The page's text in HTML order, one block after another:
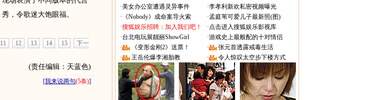
秀，令歌迷大饱眼福。
11 12 13 14 15
下一
(责任编辑：天蓝色)
[我来说两句(5条)]
·美女办公室遭遇灵异事件 ·李孝利新欢私密视频曝光
· 《Nobody》成命案导火索 ·孟庭苇可爱儿子最新照(图)
·搜狐娱乐招聘：加入我们吧！ ·点击进入搜狐娱乐影视库
·台北电玩展靓丽ShowGirl ·游戏史上最般配的十对情侣
·
《变形金刚2》送票！ ·
张元首透露戒毒生活
·
王岳伦爆李湘胎教 · 令人惊叹太空步下楼方式